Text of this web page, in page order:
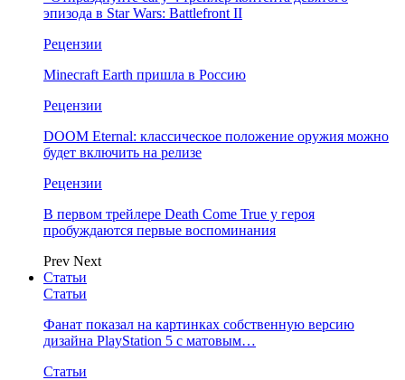
эпизода в Star Wars: Battlefront II
Рецензии
Minecraft Earth пришла в Россию
Рецензии
DOOM Eternal: классическое положение оружия можно
будет включить на релизе
Рецензии
В первом трейлере Death Come True у героя
пробуждаются первые воспоминания
Prev Next
Статьи
Статьи
Фанат показал на картинках собственную версию
дизайна PlayStation 5 с матовым…
Статьи